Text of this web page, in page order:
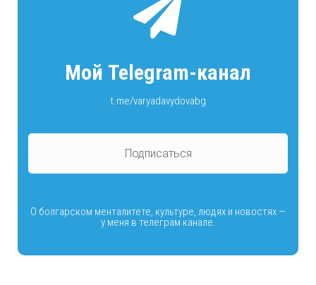
Мой Telegram-канал
t.me/varyadavydovabg
Подписаться
О болгарском менталитете, культуре, людях и новостях —
у меня в телеграм канале.